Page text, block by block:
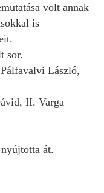
volt annak
is
sor.
László,
II. Varga
át.